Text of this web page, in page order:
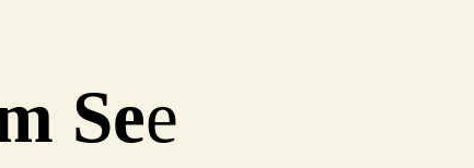
See